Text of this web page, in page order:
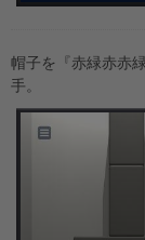
帽子を『赤緑赤赤
手。